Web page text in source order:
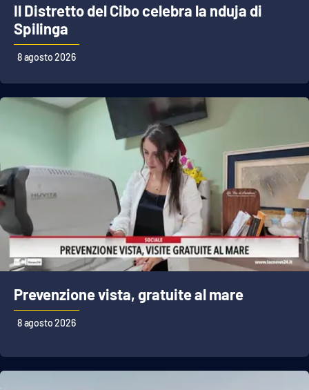
Buona Sanità Calabria
LA
CALABRIAVISIONE
Destinazioni
Food
Storie
LAC
Lacplay.it
Il Distretto del Cibo celebra la nduja di
Spilinga
8 agosto 2026
Prevenzione vista, gratuite al mare
8 agosto 2026